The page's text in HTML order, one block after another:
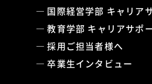
国際経営学部 キャリア
教育学部 キャリアサポ
採用ご担当者様へ
卒業生インタビュー